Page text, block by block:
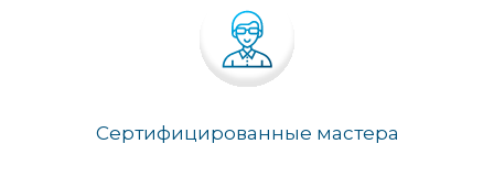
Сертифицированные мастера